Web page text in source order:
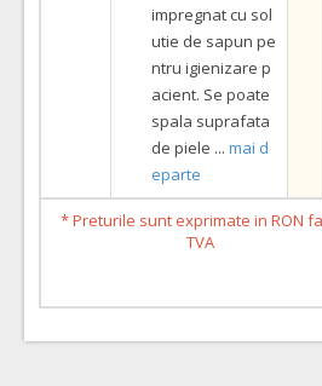
impregnat cu sol
utie de sapun pe
ntru igienizare p
acient. Se poate
spala suprafata
de piele ... mai d
eparte
* Preturile sunt exprimate in RON
TVA